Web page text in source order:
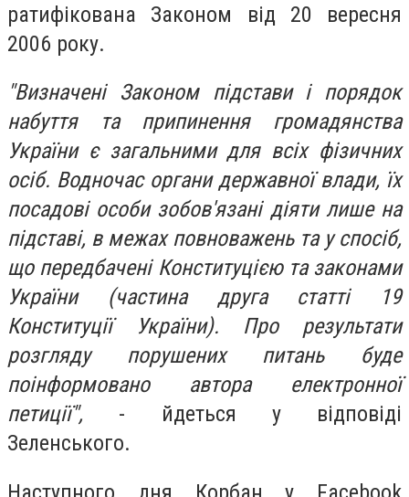
ратифікована Законом від 20 вересня
2006 року.
"Визначені Законом підстави і порядок
набуття та припинення громадянства
України є загальними для всіх фізичних
осіб. Водночас органи державної влади, їх
посадові особи зобов'язані діяти лише на
підставі, в межах повноважень та у спосіб,
що передбачені Конституцією та законами
України (частина друга статті 19
Конституції України). Про результати
розгляду порушених питань буде
поінформовано автора електронної
петиції", - йдеться у відповіді
Зеленського.